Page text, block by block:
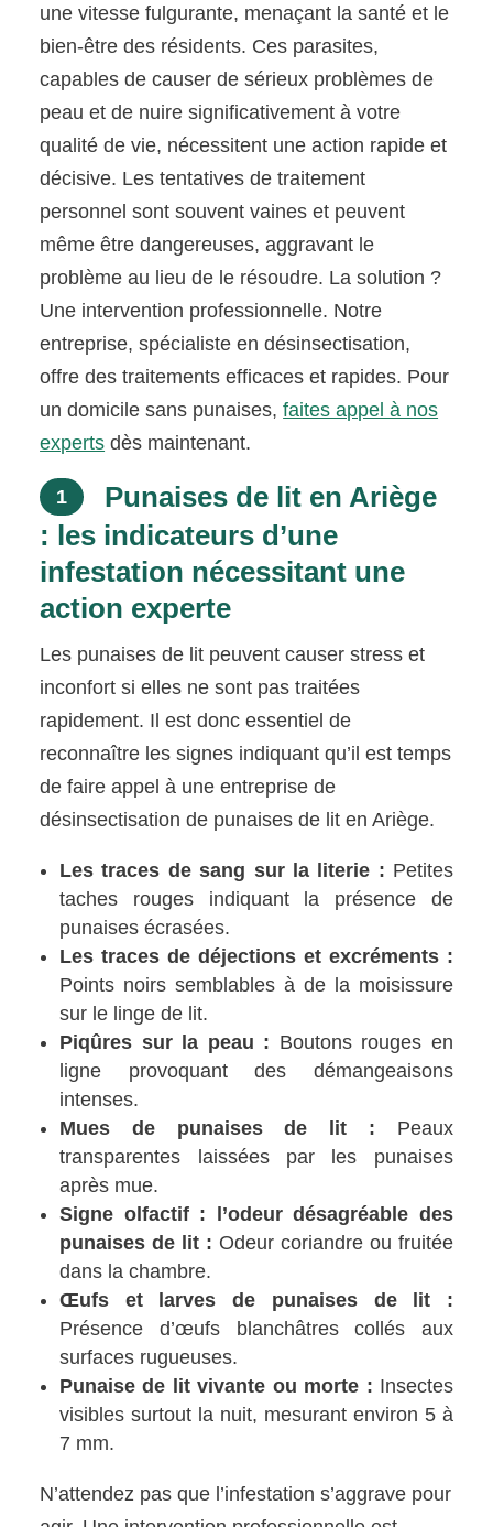
une vitesse fulgurante, menaçant la santé et le
bien-être des résidents. Ces parasites,
capables de causer de sérieux problèmes de
peau et de nuire significativement à votre
qualité de vie, nécessitent une action rapide et
décisive. Les tentatives de traitement
personnel sont souvent vaines et peuvent
même être dangereuses, aggravant le
problème au lieu de le résoudre. La solution ?
Une intervention professionnelle. Notre
entreprise, spécialiste en désinsectisation,
offre des traitements efficaces et rapides. Pour
un domicile sans punaises,faites appel à nos
experts dès maintenant.
1
Punaises de lit en Ariège
: les indicateurs d’une
infestation nécessitant une
action experte
Les punaises de lit peuvent causer stress et
inconfort si elles ne sont pas traitées
rapidement. Il est donc essentiel de
reconnaître les signes indiquant qu’il est temps
de faire appel à une entreprise de
désinsectisation de punaises de lit en Ariège.
Les traces de sang sur la literie : Petites
taches rouges indiquant la présence de
punaises écrasées.
Les traces de déjections et excréments :
Points noirs semblables à de la moisissure
sur le linge de lit.
Piqûres sur la peau : Boutons rouges en
ligne provoquant des démangeaisons
intenses.
Mues de punaises de lit : Peaux
transparentes laissées par les punaises
après mue.
Signe olfactif : l’odeur désagréable des
punaises de lit : Odeur coriandre ou fruitée
dans la chambre.
Œufs et larves de punaises de lit :
Présence d’œufs blanchâtres collés aux
surfaces rugueuses.
Punaise de lit vivante ou morte : Insectes
visibles surtout la nuit, mesurant environ 5 à
7 mm.
N’attendez pas que l’infestation s’aggrave pour